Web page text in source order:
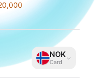
NOK
Card